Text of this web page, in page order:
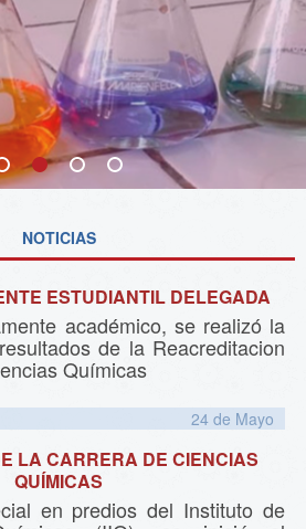
NOTICIAS
ESTUDIANTIL DELEGADA
académico, se realizó la
de la Reacreditacion
Químicas
24 de Mayo
LA CARRERA DE CIENCIAS
QUÍMICAS
en predios del Instituto de